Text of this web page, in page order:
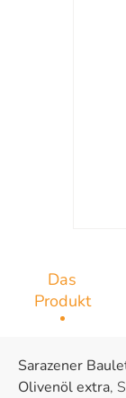
Das
Produkt
Sarazener
Olivenöl extra,